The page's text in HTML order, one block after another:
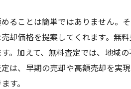
ることは簡単ではありません。
却価格を提案してくれます。無
。加えて、無料査定では、地域
は、早期の売却や高額売却を実
す。